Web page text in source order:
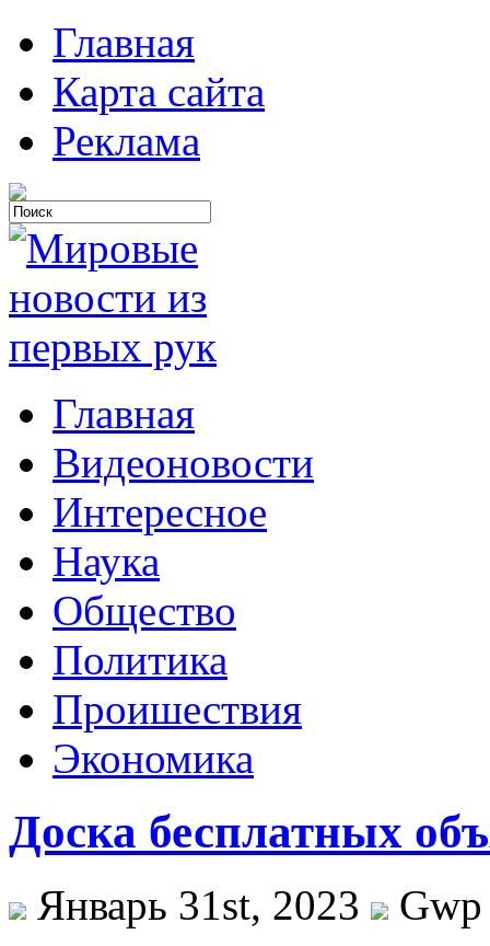
Главная
Карта сайта
Реклама
Главная
Видеоновости
Интересное
Наука
Общество
Политика
Проишествия
Экономика
Доска бесплатных
Январь 31st, 2023
Gwp